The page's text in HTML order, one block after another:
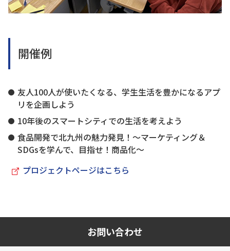
開催例
友人100人が使いたくなる、学生生活を豊かになるアプ
リを企画しよう
10年後のスマートシティでの生活を考えよう
食品開発で北九州の魅力発見！～マーケティング＆
SDGsを学んで、目指せ！商品化～
プロジェクトページはこちら
お問い合わせ